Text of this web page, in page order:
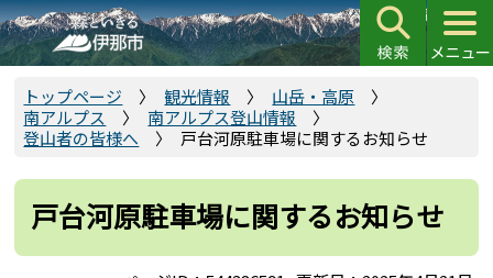
こ
の
ペ
先
トップページ 観光情報
山岳・高原
南アルプス
南アルプス登山情報
登山者の皆様へ
戸台河原駐車場に関するお知らせ
戸台河原駐車場に関するお知らせ